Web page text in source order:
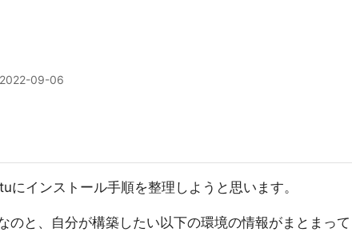
2022-09-06
にインストール手順を整理しようと思います。
のと、自分が構築したい以下の環境の情報がまとまって